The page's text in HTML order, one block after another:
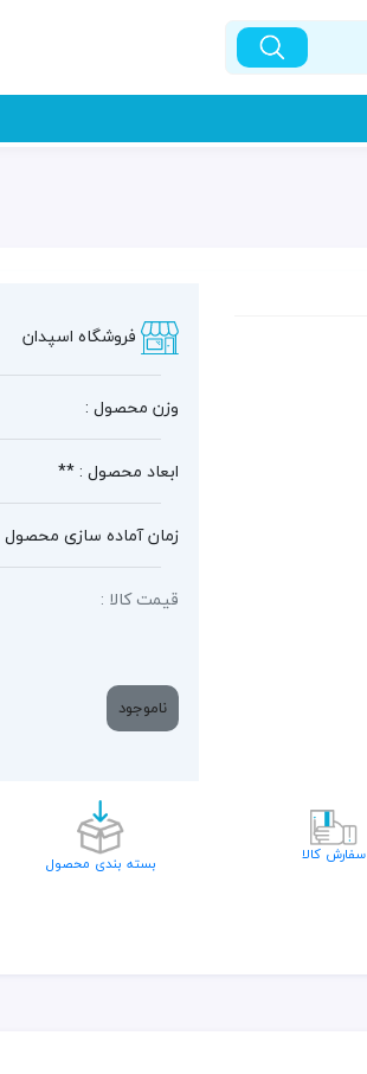
فروشگاه اسپدان
وزن محصول :
ابعاد محصول : **
زمان آماده سازی محصول : ۴ روز
قیمت کالا :
ناموجود
سفارش کالا بسته بندی محصول